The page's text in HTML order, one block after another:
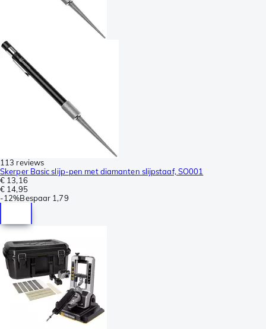
113 reviews
Skerper Basic slijp-pen met diamanten slijpstaaf, SO001
€ 13,16
€ 14,95
-12%Bespaar 1,79